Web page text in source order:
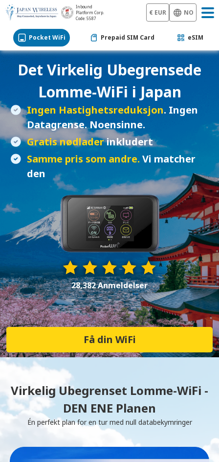
Inbound
Platform Corp.
Code: 5587
€ EUR NO
Pocket WiFi Prepaid SIM Card eSIM
Det Virkelig Ubegrensede
Lomme-WiFi i Japan
Ingen Hastighetsreduksjon. Ingen
Datagrense. Noensinne.
Gratis nødladerinkludert
Samme pris som andre. Vi matcher
den
28,382 Anmeldelser
Få din WiFi
Virkelig Ubegrenset Lomme-WiFi -
DEN ENE Planen
Én perfekt plan for en tur med null databekymringer